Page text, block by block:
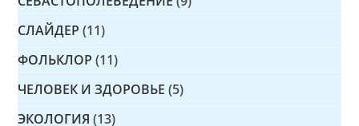
СЛАЙДЕР (11)
ФОЛЬКЛОР (11)
ЧЕЛОВЕК И ЗДОРОВЬЕ (5)
ЭКОЛОГИЯ (13)